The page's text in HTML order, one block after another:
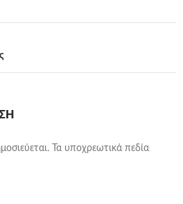
Τα υποχρεωτικά πεδία